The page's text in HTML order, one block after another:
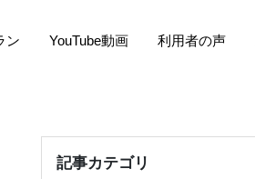
ン YouTube動画 利用者の声
記事カテゴリ